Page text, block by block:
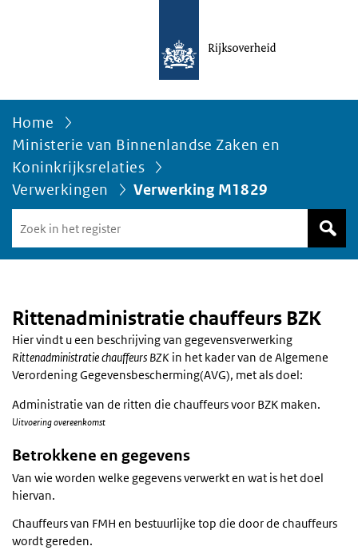
Home
Ministerie van Binnenlandse Zaken en
Koninkrijksrelaties
Verwerkingen
Verwerking M1829
in
het
Rittenadministratie chauffeurs BZK
Hier vindt u een beschrijving van gegevensverwerking
Rittenadministratie chauffeurs BZK in het kader van de Algemene
Verordening Gegevensbescherming(AVG), met als doel:
Administratie van de ritten die chauffeurs voor BZK maken.
Uitvoering overeenkomst
Betrokkene en gegevens
Van wie worden welke gegevens verwerkt en wat is het doel
hiervan.
Chauffeurs van FMH en bestuurlijke top die door de chauffeurs
wordt gereden.